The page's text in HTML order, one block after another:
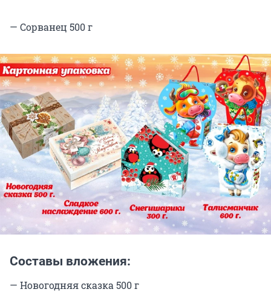
— Сорванец 500 г
Составы вложения:
— Новогодняя сказка 500 г